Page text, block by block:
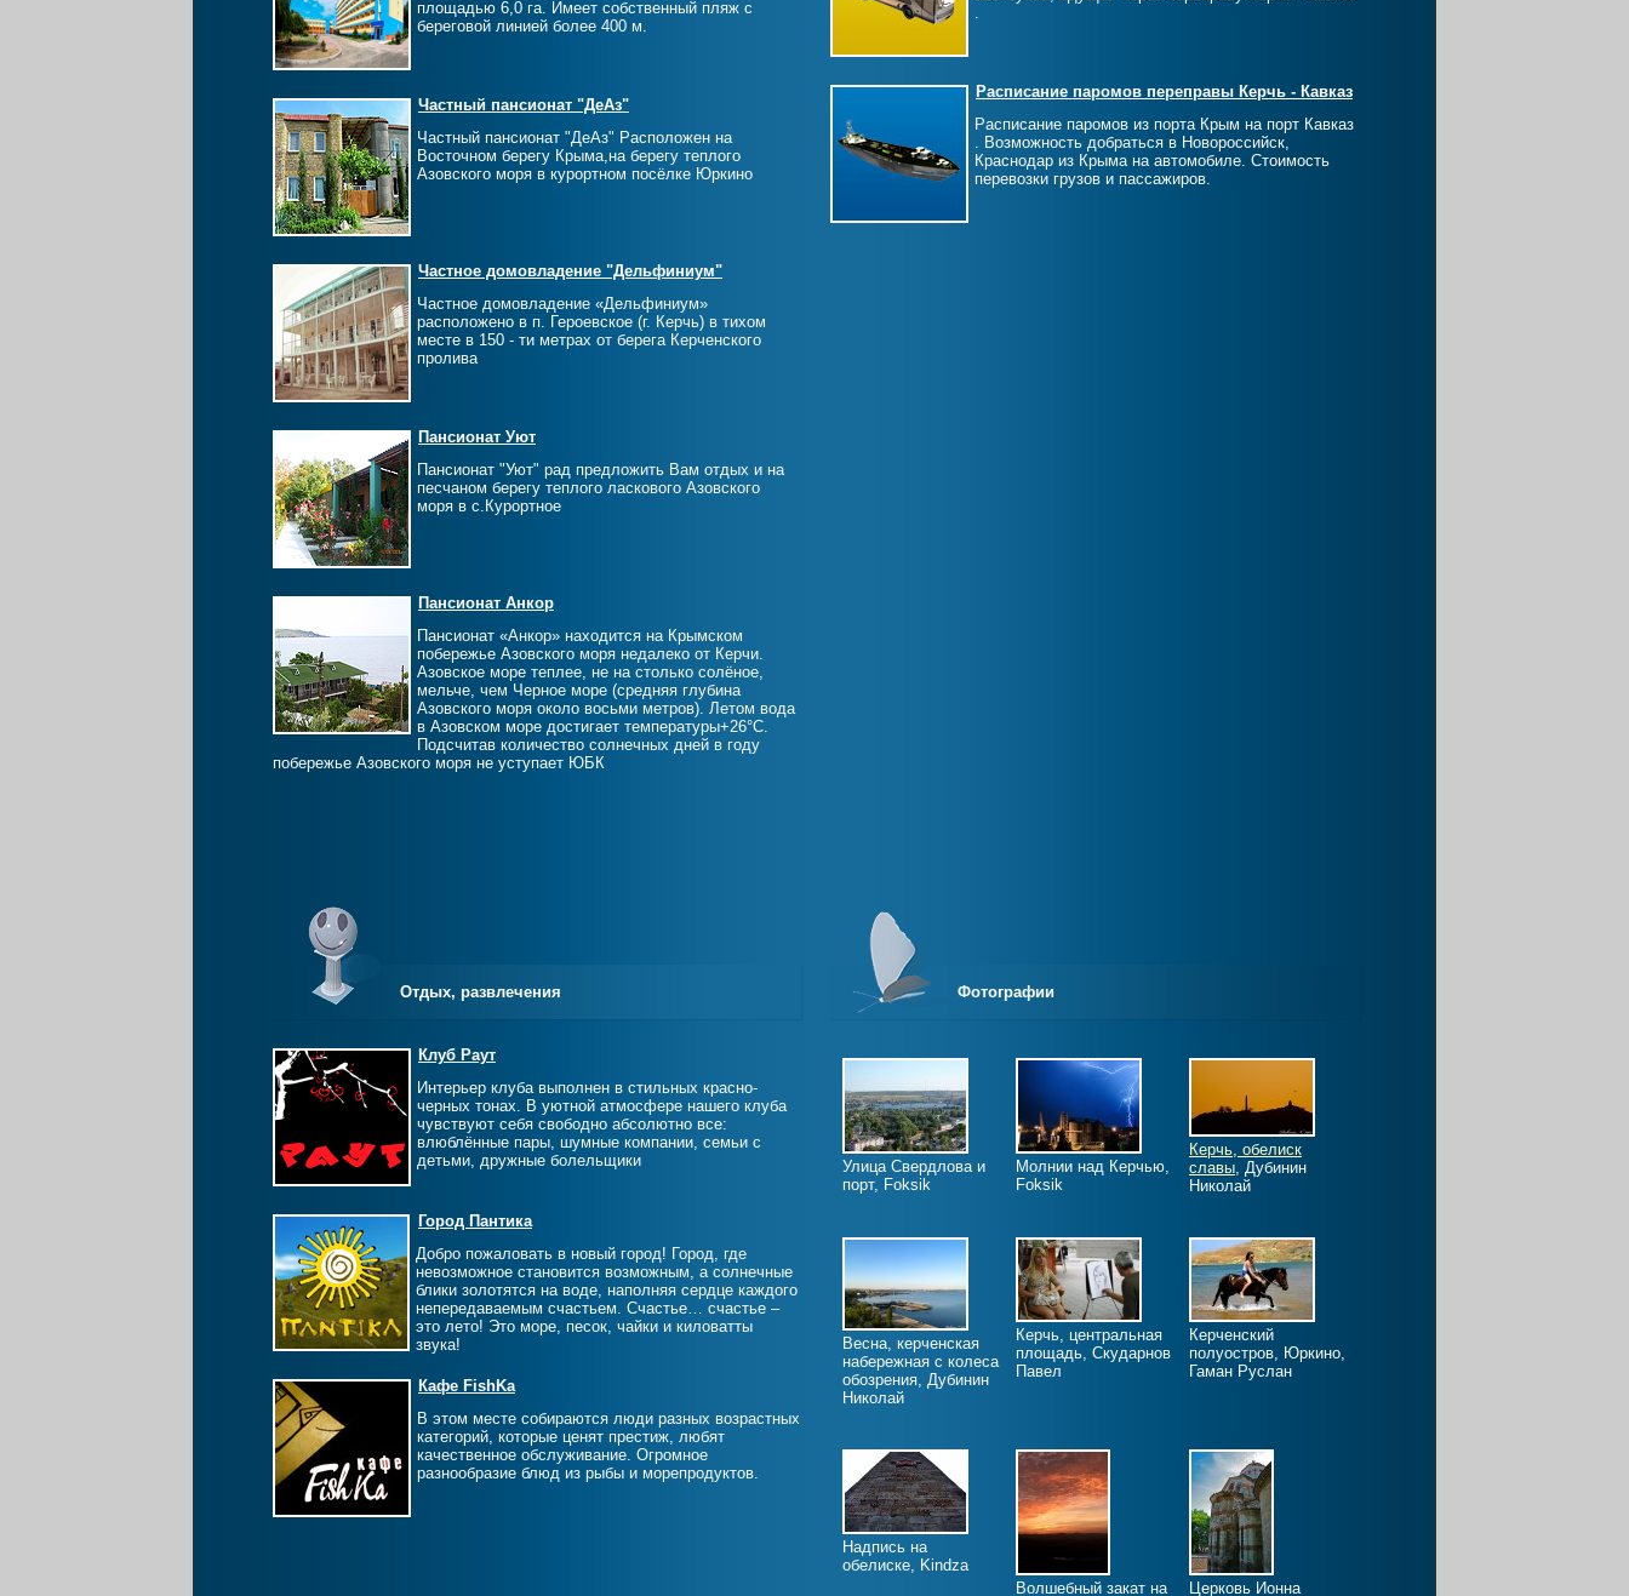
площадью 6,0 га. Имеет собственный пляж с
береговой линией более 400 м.
Частный пансионат "ДеАз"
Частный пансионат "ДеАз" Расположен на
Восточном берегу Крыма,на берегу теплого
Азовского моря в курортном посёлке Юркино
Частное домовладение "Дельфиниум"
Частное домовладение «Дельфиниум»
расположено в п. Героевское (г. Керчь) в тихом
месте в 150 - ти метрах от берега Керченского
пролива
Пансионат Уют
Пансионат "Уют" рад предложить Вам отдых и на
песчаном берегу теплого ласкового Азовского
моря в с.Курортное
Пансионат Анкор
Пансионат «Анкор» находится на Крымском
побережье Азовского моря недалеко от Керчи.
Азовское море теплее, не на столько солёное,
мельче, чем Черное море (средняя глубина
Азовского моря около восьми метров). Летом вода
в Азовском море достигает температуры+26°С.
Подсчитав количество солнечных дней в году
побережье Азовского моря не уступает ЮБК
.
Расписание паромов переправы Керчь - Кавказ
Расписание паромов из порта Крым на порт Кавказ
. Возможность добраться в Новороссийск,
Краснодар из Крыма на автомобиле. Стоимость
перевозки грузов и пассажиров.
Отдых, развлечения
Клуб Раут
Интерьер клуба выполнен в стильных красно-
черных тонах. В уютной атмосфере нашего клуба
чувствуют себя свободно абсолютно все:
влюблённые пары, шумные компании, семьи с
детьми, дружные болельщики
Город Пантика
Добро пожаловать в новый город! Город, где
невозможное становится возможным, а солнечные
блики золотятся на воде, наполняя сердце каждого
непередаваемым счастьем. Счастье… счастье –
это лето! Это море, песок, чайки и киловатты
звука!
Кафе FishKa
В этом месте собираются люди разных возрастных
категорий, которые ценят престиж, любят
качественное обслуживание. Огромное
разнообразие блюд из рыбы и морепродуктов.
Фотографии
Улица Свердлова и
порт, Foksik
Молнии над Керчью,
Foksik
Керчь, обелиск
славы, Дубинин
Николай
Весна, керченская
набережная с колеса
обозрения, Дубинин
Николай
Керчь, центральная
площадь, Скударнов
Павел
Керченский
полуостров, Юркино,
Гаман Руслан
Надпись на
обелиске, Kindza
Волшебный закат на
Церковь Ионна